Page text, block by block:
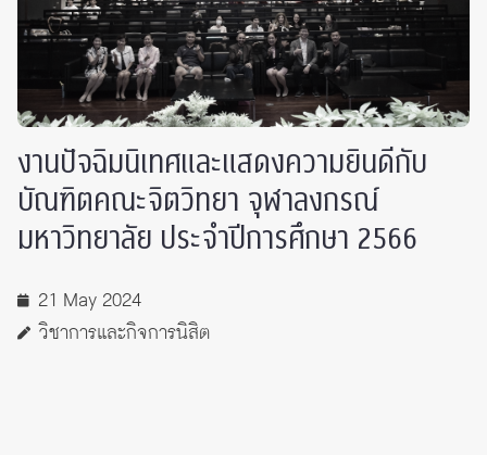
งานปัจฉิมนิเทศและแสดงความยินดีกับ
บัณฑิตคณะจิตวิทยา จุฬาลงกรณ์
มหาวิทยาลัย ประจำปีการศึกษา 2566
21 May 2024
วิชาการและกิจการนิสิต